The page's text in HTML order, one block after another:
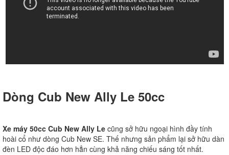
Dòng Cub New Ally Le 50cc
Xe máy 50cc Cub New Ally Le cũng sở hữu ngoại hình đầy tính
hoài cổ như dòng Cub New SE. Thế nhưng sản phẩm lại sở hữu dàn
đèn LED độc đáo hơn hẳn cùng khả năng chiếu sáng tốt nhất.